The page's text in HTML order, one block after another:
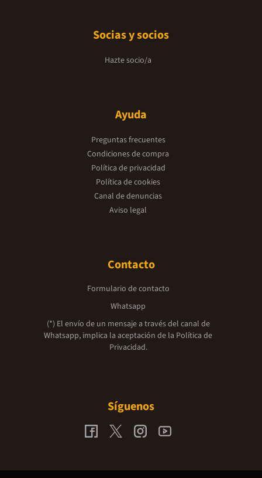
Socias y socios
Hazte socio/a
Ayuda
Preguntas frecuentes
Condiciones de compra
Política de privacidad
Política de cookies
Canal de denuncias
Aviso legal
Contacto
Formulario de contacto
Whatsapp
(*) El envío de un mensaje a través del canal de
Whatsapp, implica la aceptación de la Política de
Privacidad.
Síguenos